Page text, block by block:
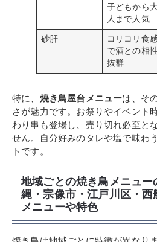
子どもから
人まで人気
砂肝
コリコリ食
で酒との相性
抜群
特に、 焼き鳥屋台メニューは、そ
さが魅力です。お祭りやイベント
わり串も登場し、売り切れ必至と
せん。自分好みのタレや塩で味わ
トです。
地域ごとの焼き鳥メニュ
縄・宗像市・江戸川区・
メニューや特色